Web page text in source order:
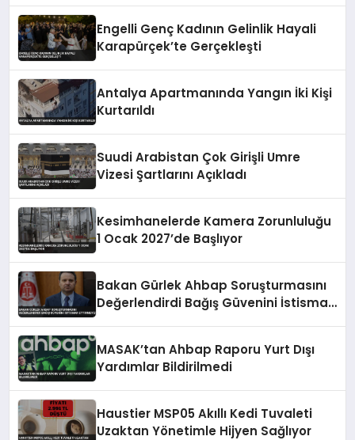
Engelli Genç Kadının Gelinlik Hayali
Karapürçek’te Gerçekleşti
Antalya Apartmanında Yangın İki Kişi
Kurtarıldı
Suudi Arabistan Çok Girişli Umre
Vizesi Şartlarını Açıkladı
Kesimhanelerde Kamera Zorunluluğu
1 Ocak 2027’de Başlıyor
Bakan Gürlek Ahbap Soruşturmasını
Değerlendirdi Bağış Güvenini İstismar
MASAK’tan Ahbap Raporu Yurt Dışı
Yardımlar Bildirilmedi
Haustier MSP05 Akıllı Kedi Tuvaleti
Uzaktan Yönetimle Hijyen Sağlıyor